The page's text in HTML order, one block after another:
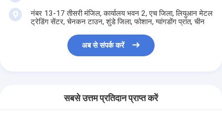
नंबर 13-17 तीसरी मंजिल, कार्यालय भवन 2, एच जिला, लियुआन मेटल
ट्रेडिंग सेंटर, चेनकन टाउन, शुंडे जिला, फोशान, ग्वांगडोंग प्रांत, चीन
अब से संपर्क करें
सबसे उत्तम प्रतिदान प्राप्त करें